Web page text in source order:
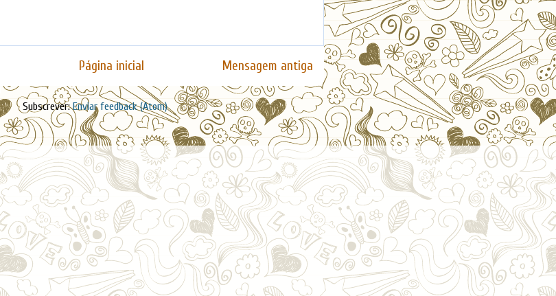
Mensagem antiga
Página inicial
Subscrever:Enviar feedback (Atom)